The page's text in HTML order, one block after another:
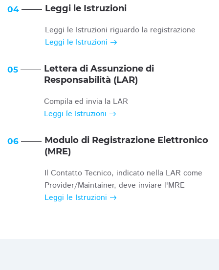
04 Leggi le Istruzioni
Leggi le Istruzioni riguardo la registrazione
Leggi le Istruzioni
05
Lettera di Assunzione di
Responsabilità (LAR)
Compila ed invia la LAR
Leggi le Istruzioni
06
Modulo di Registrazione Elettronico
(MRE)
Il Contatto Tecnico, indicato nella LAR come
Provider/Maintainer, deve inviare l'MRE
Leggi le Istruzioni